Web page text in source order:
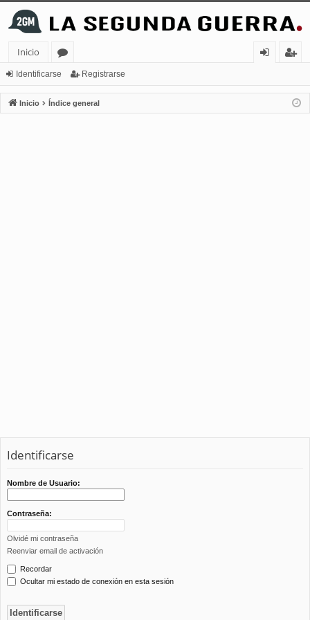
Inicio
or
os
nt
ifi
ist
ra
Identificarse Registrarse
Inicio Índice general
Identificarse
Nombre de Usuario:
Contraseña:
Olvidé mi contraseña
Reenviar email de activación
Recordar
Ocultar mi estado de conexión en esta sesión